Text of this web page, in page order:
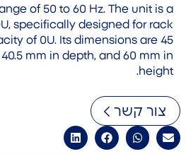
of 50 to 60 Hz. The unit is a
specifically designed for rack
of 0U. Its dimensions are 45
mm in depth, and 60 mm in
height.
צור קשר